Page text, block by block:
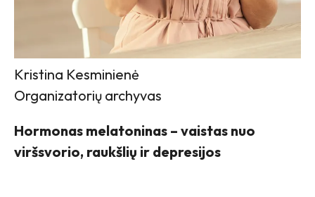
Kristina Kesminienė
Organizatorių archyvas
Hormonas melatoninas – vaistas nuo
viršsvorio, raukšlių ir depresijos